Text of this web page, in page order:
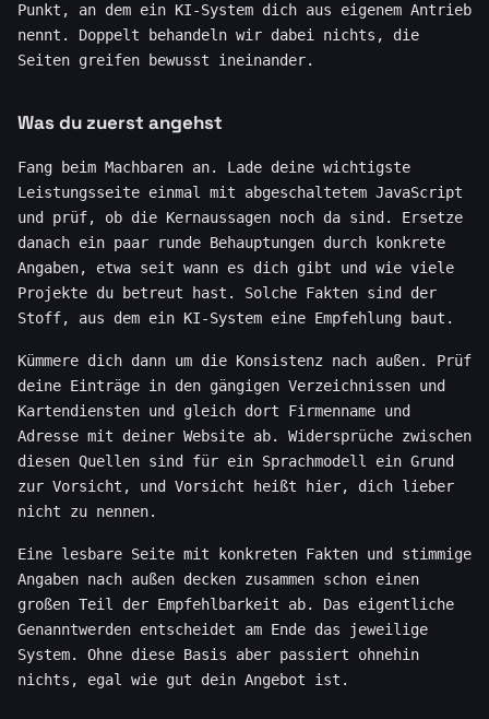
Punkt, an dem ein KI-System dich aus eigenem Antrieb
nennt. Doppelt behandeln wir dabei nichts, die
Seiten greifen bewusst ineinander.
Was du zuerst angehst
Fang beim Machbaren an. Lade deine wichtigste
Leistungsseite einmal mit abgeschaltetem JavaScript
und prüf, ob die Kernaussagen noch da sind. Ersetze
danach ein paar runde Behauptungen durch konkrete
Angaben, etwa seit wann es dich gibt und wie viele
Projekte du betreut hast. Solche Fakten sind der
Stoff, aus dem ein KI-System eine Empfehlung baut.
Kümmere dich dann um die Konsistenz nach außen. Prüf
deine Einträge in den gängigen Verzeichnissen und
Kartendiensten und gleich dort Firmenname und
Adresse mit deiner Website ab. Widersprüche zwischen
diesen Quellen sind für ein Sprachmodell ein Grund
zur Vorsicht, und Vorsicht heißt hier, dich lieber
nicht zu nennen.
Eine lesbare Seite mit konkreten Fakten und stimmige
Angaben nach außen decken zusammen schon einen
großen Teil der Empfehlbarkeit ab. Das eigentliche
Genanntwerden entscheidet am Ende das jeweilige
System. Ohne diese Basis aber passiert ohnehin
nichts, egal wie gut dein Angebot ist.